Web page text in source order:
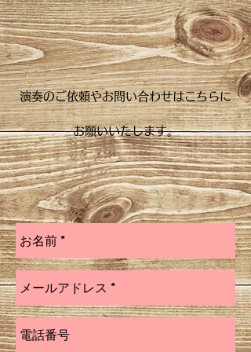
​演奏のご依頼やお問い合わせはこちらに
お願いいたします。